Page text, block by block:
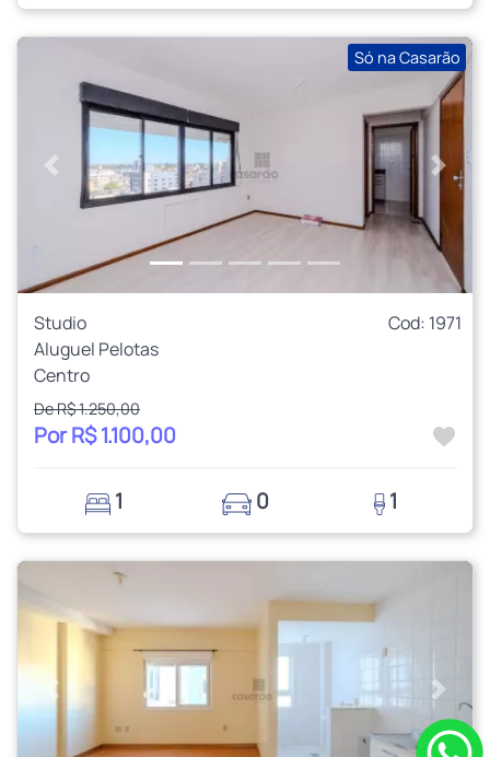
Só na Casarão
Anterior
Studio
Cod: 1971
Aluguel Pelotas
Centro
De R$ 1.250,00
Por R$ 1.100,00
1 0 1
Anterior